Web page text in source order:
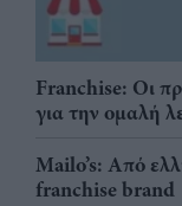
Franchise: Οι
για την ομαλή
Mailo’s: Από
franchise brand